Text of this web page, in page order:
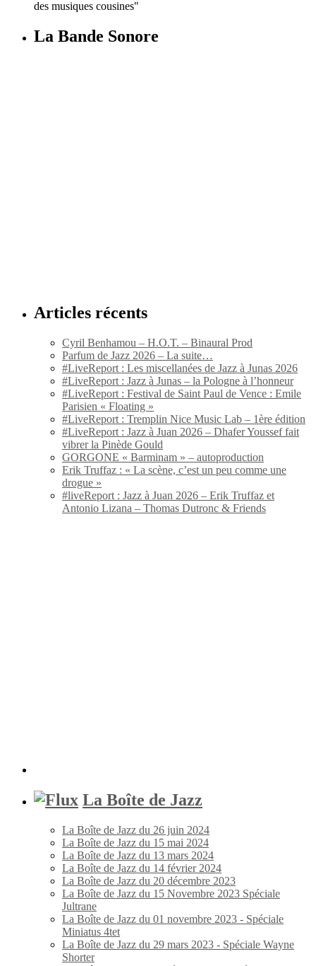
des musiques cousines"
La Bande Sonore
Articles récents
Cyril Benhamou – H.O.T. – Binaural Prod
Parfum de Jazz 2026 – La suite…
#LiveReport : Les miscellanées de Jazz à Junas 2026
#LiveReport : Jazz à Junas – la Pologne à l’honneur
#LiveReport : Festival de Saint Paul de Vence : Emile
Parisien « Floating »
#LiveReport : Tremplin Nice Music Lab – 1ère édition
#LiveReport : Jazz à Juan 2026 – Dhafer Youssef fait
vibrer la Pinède Gould
GORGONE « Barminam » – autoproduction
Erik Truffaz : « La scène, c’est un peu comme une
drogue »
#liveReport : Jazz à Juan 2026 – Erik Truffaz et
Antonio Lizana – Thomas Dutronc & Friends
La Boîte de Jazz
La Boîte de Jazz du 26 juin 2024
La Boîte de Jazz du 15 mai 2024
La Boîte de Jazz du 13 mars 2024
La Boîte de Jazz du 14 février 2024
La Boîte de Jazz du 20 décembre 2023
La Boîte de Jazz du 15 Novembre 2023 Spéciale
Jultrane
La Boîte de Jazz du 01 novembre 2023 - Spéciale
Miniatus 4tet
La Boîte de Jazz du 29 mars 2023 - Spéciale Wayne
Shorter